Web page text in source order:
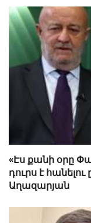
«Էս քանի օրը
դուրս է
Աղազարյան